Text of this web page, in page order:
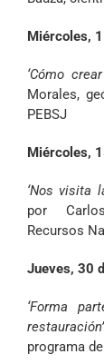
Miércoles,
‘Cómo
Morales,
PEBSJ
Miércoles,
‘Nos visita
por Carlos
Recursos
Jueves, 30
‘Forma
restauración’
programa